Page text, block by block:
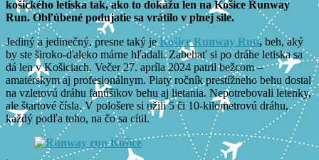
košického letiska tak, ako to dokážu len na Košice Runway
Run. Obľúbené podujatie sa vrátilo v plnej sile.
Jediný a jedinečný, presne taký jeKošice Runway Run, beh, aký
by ste široko-ďaleko márne hľadali. Zabehať si po dráhe letiska sa
dá len v Košiciach. Večer 27. apríla 2024 patril bežcom –
amatérskym aj profesionálnym. Piaty ročník prestížneho behu dostal
na vzletovú dráhu fanúšikov behu aj lietania. Nepotrebovali letenky,
ale štartové čísla. V pološere si užili 5 či 10-kilometrovú dráhu,
každý podľa toho, na čo sa cítil.